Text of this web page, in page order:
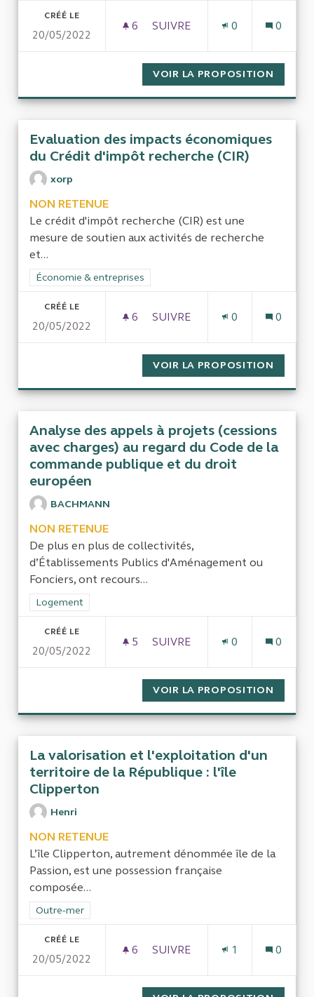
CRÉÉ LE
20/05/2022
6 6 ABONNÉS
SUIVRE
0 0
VOIR LA PROPOSITION
Evaluation des impacts économiques
du Crédit d'impôt recherche (CIR)
xorp
NON RETENUE
Le crédit d'impôt recherche (CIR) est une
mesure de soutien aux activités de recherche
et...
Filtrer les résultats de la catégorie : Économie & entreprises
Économie & entreprises
CRÉÉ LE
20/05/2022
6 6 ABONNÉS
SUIVRE
0 0
VOIR LA PROPOSITION
Analyse des appels à projets (cessions
avec charges) au regard du Code de la
commande publique et du droit
européen
BACHMANN
NON RETENUE
De plus en plus de collectivités,
d’Établissements Publics d'Aménagement ou
Fonciers, ont recours...
Filtrer les résultats de la catégorie : Logement
Logement
CRÉÉ LE
20/05/2022
5 5 ABONNÉS
SUIVRE
0 0
VOIR LA PROPOSITION
La valorisation et l'exploitation d'un
territoire de la République : l'île
Clipperton
Henri
NON RETENUE
L’île Clipperton, autrement dénommée île de la
Passion, est une possession française
composée...
Filtrer les résultats de la catégorie : Outre-mer
Outre-mer
CRÉÉ LE
20/05/2022
6 6 ABONNÉS
SUIVRE
1 0